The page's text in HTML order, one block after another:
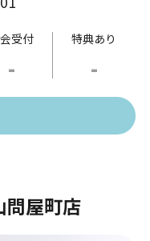
トメニューも人気
しみいただけます。
もOK！
受付
-
特典あり
-
問屋町店